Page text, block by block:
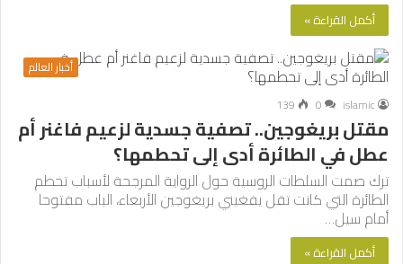
أكمل القراءة »
أخبار العالم
islamic
0
139
مقتل بريغوجين.. تصفية جسدية لزعيم فاغنر أم
عطل في الطائرة أدى إلى تحطمها؟
ترك صمت السلطات الروسية حول الرواية المرجحة لأسباب تحطم
الطائرة التي كانت تقل يفغيني بريغوجين الأربعاء، الباب مفتوحا
أمام سيل…
أكمل القراءة »